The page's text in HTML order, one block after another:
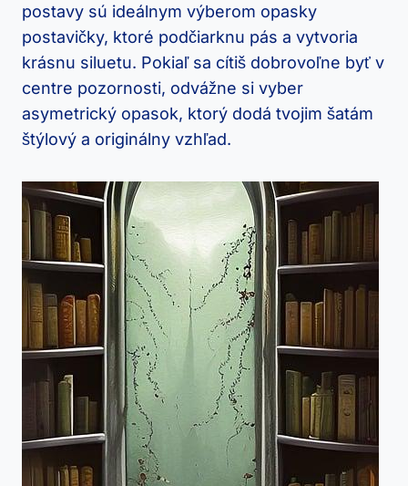
postavy sú ideálnym výberom opasky
postavičky, ktoré podčiarknu pás a vytvoria
krásnu siluetu. Pokiaľ sa cítiš dobrovoľne byť v
centre pozornosti, odvážne si vyber
asymetrický opasok, ktorý dodá tvojim šatám
štýlový a originálny vzhľad.